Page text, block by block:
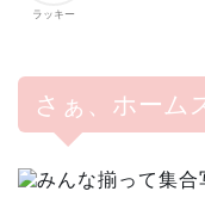
ラッキー
さぁ、ホーム